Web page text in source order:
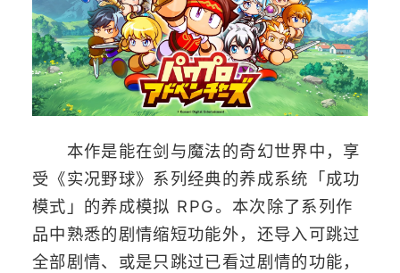
本作是能在剑与魔法的奇幻世界中，享
受《实况野球》系列经典的养成系统「成功
模式」的养成模拟 RPG。本次除了系列作
品中熟悉的剧情缩短功能外，还导入可跳过
全部剧情、或是只跳过已看过剧情的功能，